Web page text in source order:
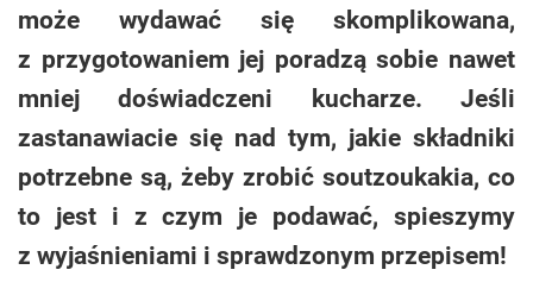
może wydawać się skomplikowana,
z przygotowaniem jej poradzą sobie nawet
mniej doświadczeni kucharze. Jeśli
zastanawiacie się nad tym, jakie składniki
potrzebne są, żeby zrobić soutzoukakia, co
to jest i z czym je podawać, spieszymy
z wyjaśnieniami i sprawdzonym przepisem!